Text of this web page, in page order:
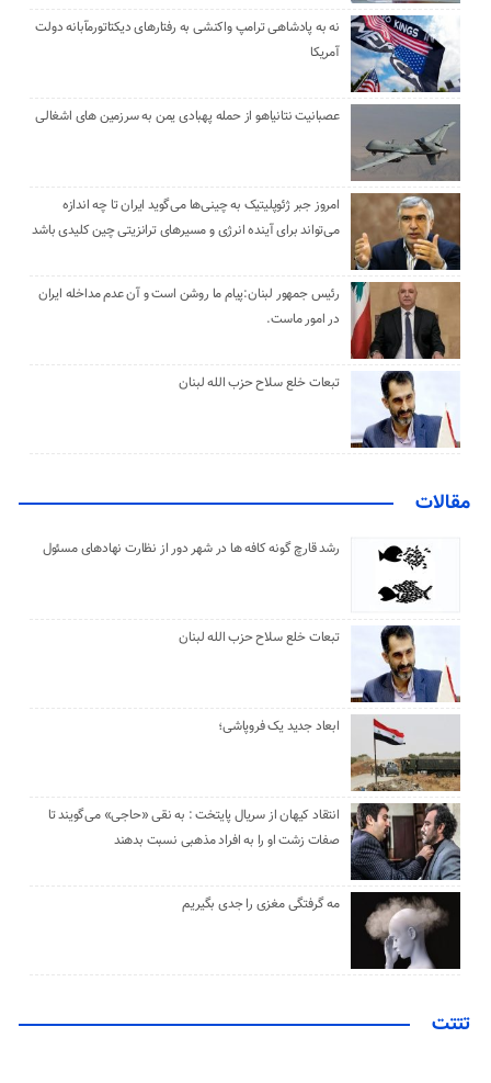
نه به پادشاهی ترامپ واکنشی به رفتارهای دیکتاتورمآبانه دولت
آمریکا
عصبانیت نتانیاهو از حمله پهبادی یمن به سرزمین های اشغالی
امروز جبر ژئوپلیتیک به چینی‌ها می‌گوید ایران تا چه اندازه
می‌تواند برای آینده انرژی و مسیرهای ترانزیتی چین کلیدی باشد
رئیس جمهور لبنان:پیام ما روشن است و آن عدم مداخله ایران
در امور ماست.
تبعات خلع سلاح حزب الله لبنان
مقالات
رشد قارچ گونه کافه ها در شهر دور از نظارت نهادهای مسئول
تبعات خلع سلاح حزب الله لبنان
ابعاد جدید یک فروپاشی؛
انتقاد کیهان از سریال پایتخت : به نقی «حاجی» می‌گویند تا
صفات زشت او را به افراد مذهبی نسبت بدهند
مه گرفتگی مغزی را جدی بگیریم
تتتت